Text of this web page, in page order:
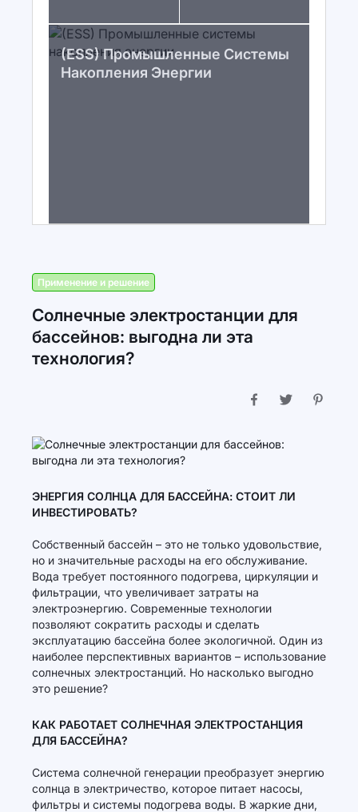
(ESS) Промышленные Системы
Накопления Энергии
Применение и решение
Солнечные электростанции для
бассейнов: выгодна ли эта
технология?
ЭНЕРГИЯ СОЛНЦА ДЛЯ БАССЕЙНА: СТОИТ ЛИ
ИНВЕСТИРОВАТЬ?
Собственный бассейн – это не только удовольствие,
но и значительные расходы на его обслуживание.
Вода требует постоянного подогрева, циркуляции и
фильтрации, что увеличивает затраты на
электроэнергию. Современные технологии
позволяют сократить расходы и сделать
эксплуатацию бассейна более экологичной. Один из
наиболее перспективных вариантов – использование
солнечных электростанций. Но насколько выгодно
это решение?
КАК РАБОТАЕТ СОЛНЕЧНАЯ ЭЛЕКТРОСТАНЦИЯ
ДЛЯ БАССЕЙНА?
Система солнечной генерации преобразует энергию
солнца в электричество, которое питает насосы,
фильтры и системы подогрева воды. В жаркие дни,